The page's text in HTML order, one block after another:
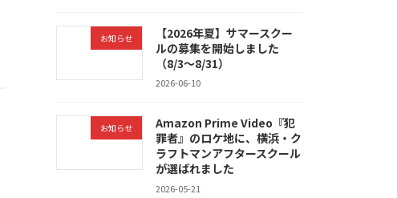
お知らせ
【2026年夏】サマースクー
ルの募集を開始しました
（8/3〜8/31）
2026-06-10
お知らせ
Amazon Prime Video『犯
罪者』のロケ地に、横浜・ク
ラフトマンアフタースクール
が選ばれました
2026-05-21